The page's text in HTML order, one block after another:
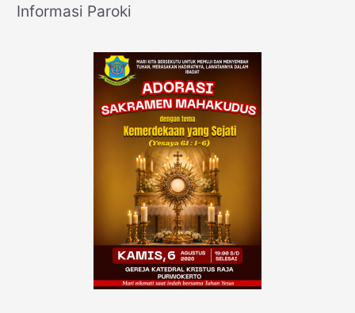
Informasi Paroki